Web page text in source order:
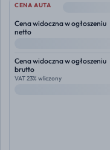
CENA AUTA
Cena widoczna w ogłoszeniu
netto
Cena widoczna w ogłoszeniu
brutto
VAT 23% wliczony